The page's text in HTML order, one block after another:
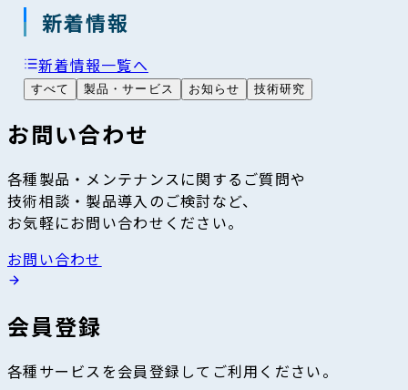
新着情報
新着情報一覧へ
すべて 製品・サービス お知らせ 技術研究
お問い合わせ
各種製品・メンテナンスに関するご質問や
技術相談・製品導入のご検討など、
お気軽にお問い合わせください。
お問い合わせ
会員登録
各種サービスを会員登録してご利用ください。